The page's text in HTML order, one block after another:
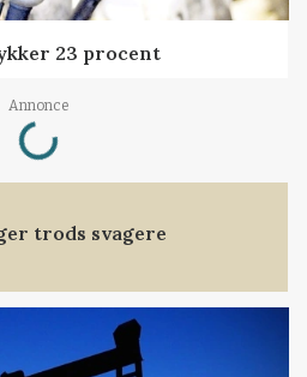
23 procent
Annonce
Loading...
trods svagere